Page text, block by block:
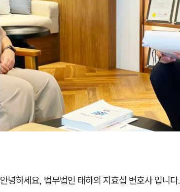
안녕하세요, 법무법인 태하의 지효섭 변호사 입니다.